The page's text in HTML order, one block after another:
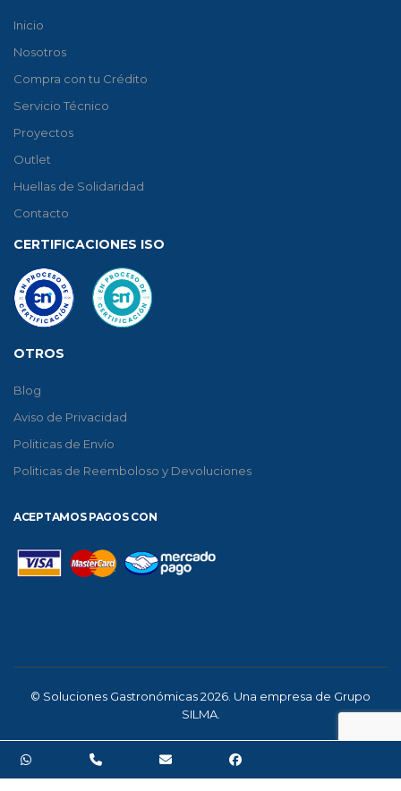
Inicio
Nosotros
Compra con tu Crédito
Servicio Técnico
Proyectos
Outlet
Huellas de Solidaridad
Contacto
CERTIFICACIONES ISO
OTROS
Blog
Aviso de Privacidad
Politicas de Envío
Politicas de Reemboloso y Devoluciones
ACEPTAMOS PAGOS CON
© Soluciones Gastronómicas 2026. Una empresa de Grupo
SILMA.